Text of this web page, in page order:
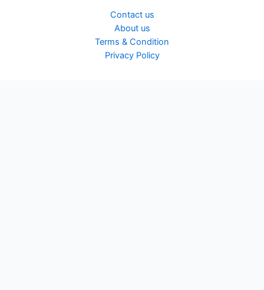
Contact us
About us
Terms & Condition
Privacy Policy